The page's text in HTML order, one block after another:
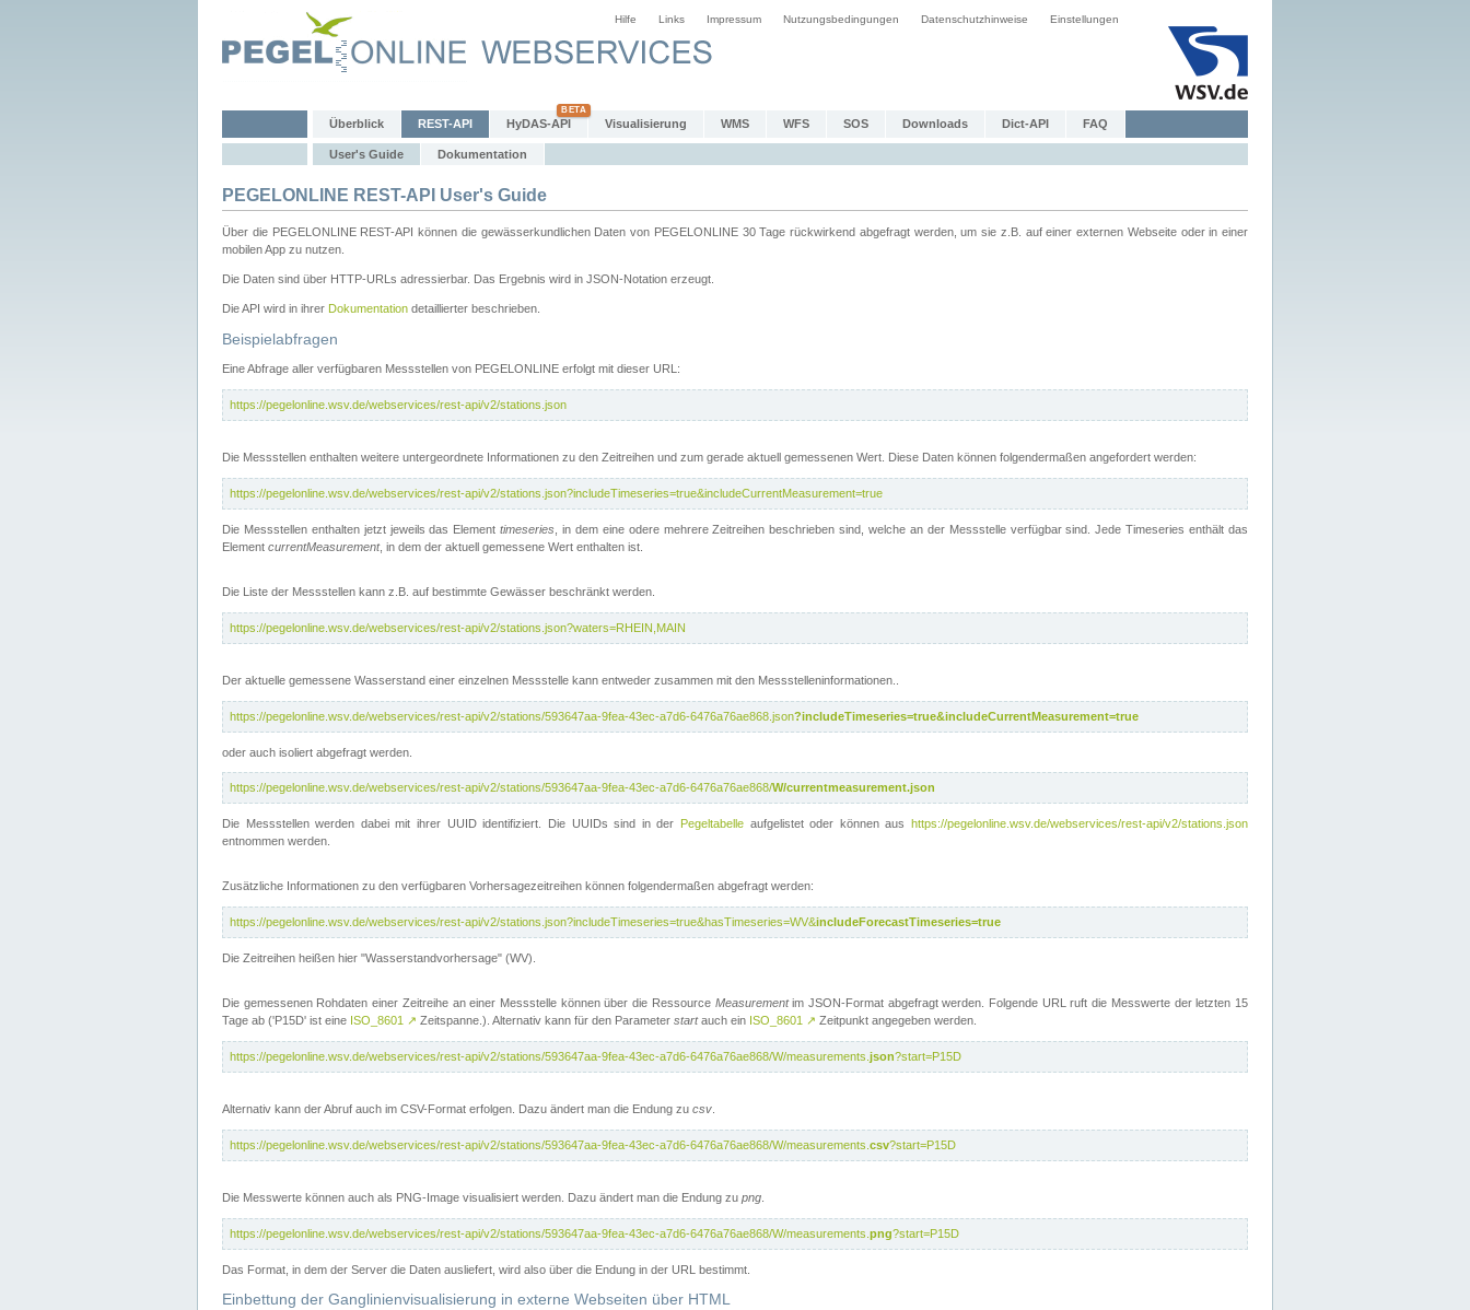
Hilfe Links Impressum Nutzungsbedingungen Datenschutzhinweise Einstellungen
Überblick REST-API HyDAS-API Visualisierung WMS WFS SOS Downloads Dict-API FAQ
User's Guide Dokumentation
PEGELONLINE REST-API User's Guide
Über die PEGELONLINE REST-API können die gewässerkundlichen Daten von PEGELONLINE 30 Tage rückwirkend abgefragt werden, um sie z.B. auf einer externen Webseite oder in einer
mobilen App zu nutzen.
Die Daten sind über HTTP-URLs adressierbar. Das Ergebnis wird in JSON-Notation erzeugt.
Die API wird in ihrer Dokumentation detaillierter beschrieben.
Beispielabfragen
Eine Abfrage aller verfügbaren Messstellen von PEGELONLINE erfolgt mit dieser URL:
https://pegelonline.wsv.de/webservices/rest-api/v2/stations.json
Die Messstellen enthalten weitere untergeordnete Informationen zu den Zeitreihen und zum gerade aktuell gemessenen Wert. Diese Daten können folgendermaßen angefordert werden:
https://pegelonline.wsv.de/webservices/rest-api/v2/stations.json?includeTimeseries=true&includeCurrentMeasurement=true
Die Messstellen enthalten jetzt jeweils das Elementtimeseries , in dem eine odere mehrere Zeitreihen beschrieben sind, welche an der Messstelle verfügbar sind. Jede Timeseries enthält das
Element currentMeasurement, in dem der aktuell gemessene Wert enthalten ist.
Die Liste der Messstellen kann z.B. auf bestimmte Gewässer beschränkt werden.
https://pegelonline.wsv.de/webservices/rest-api/v2/stations.json?waters=RHEIN,MAIN
Der aktuelle gemessene Wasserstand einer einzelnen Messstelle kann entweder zusammen mit den Messstelleninformationen..
https://pegelonline.wsv.de/webservices/rest-api/v2/stations/593647aa-9fea-43ec-a7d6-6476a76ae868.json?includeTimeseries=true&includeCurrentMeasurement=true
oder auch isoliert abgefragt werden.
https://pegelonline.wsv.de/webservices/rest-api/v2/stations/593647aa-9fea-43ec-a7d6-6476a76ae868/W/currentmeasurement.json
Die Messstellen werden dabei mit ihrer UUID identifiziert. Die UUIDs sind in der Pegeltabelleaufgelistet oder können aushttps://pegelonline.wsv.de/webservices/rest-api/v2/stations.json
entnommen werden.
Zusätzliche Informationen zu den verfügbaren Vorhersagezeitreihen können folgendermaßen abgefragt werden:
https://pegelonline.wsv.de/webservices/rest-api/v2/stations.json?includeTimeseries=true&hasTimeseries=WV&includeForecastTimeseries=true
Die Zeitreihen heißen hier "Wasserstandvorhersage" (WV).
Die gemessenen Rohdaten einer Zeitreihe an einer Messstelle können über die Ressource Measurementim JSON-Format abgefragt werden. Folgende URL ruft die Messwerte der letzten 15
Tage ab ('P15D' ist eine ISO_8601 ↗ Zeitspanne.). Alternativ kann für den Parameter startauch ein ISO_8601 ↗ Zeitpunkt angegeben werden.
https://pegelonline.wsv.de/webservices/rest-api/v2/stations/593647aa-9fea-43ec-a7d6-6476a76ae868/W/measurements. json?start=P15D
Alternativ kann der Abruf auch im CSV-Format erfolgen. Dazu ändert man die Endung zu csv
https://pegelonline.wsv.de/webservices/rest-api/v2/stations/593647aa-9fea-43ec-a7d6-6476a76ae868/W/measurements. csv?start=P15D
Die Messwerte können auch als PNG-Image visualisiert werden. Dazu ändert man die Endung zu png
https://pegelonline.wsv.de/webservices/rest-api/v2/stations/593647aa-9fea-43ec-a7d6-6476a76ae868/W/measurements. png?start=P15D
Das Format, in dem der Server die Daten ausliefert, wird also über die Endung in der URL bestimmt.
Einbettung der Ganglinienvisualisierung in externe Webseiten über HTML